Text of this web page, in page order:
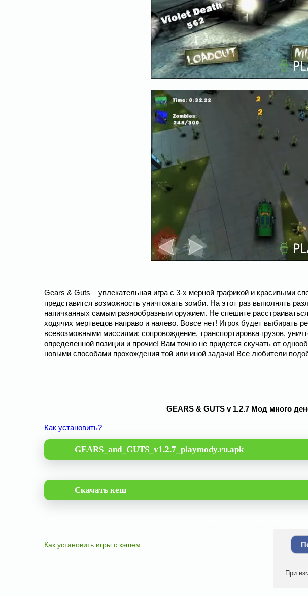
Gears & Guts – увлекательная игра с 3-х мерной графикой и красивыми
представится возможность уничтожать зомби. На этот раз выполнять
напичканных самым разнообразным оружием. Не спешите
ходячих мертвецов направо и налево. Вовсе нет! Игрок будет выбирать
всевозможными миссиями: сопровождение, транспортировка грузов,
определенной позиции и прочие! Вам точно не придется скучать от
новыми способами прохождения той или иной задачи! Все любители
GEARS & GUTS v 1.2.7 Мод много
Как установить?
GEARS_and_GUTS_v1.2.7_playmody.ru.apk
Скачать кеш
Как установить игры с кэшем
При